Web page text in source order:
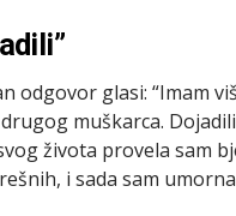
odgovor glasi: “Imam
muškarca.
života provela sam
i sada sam